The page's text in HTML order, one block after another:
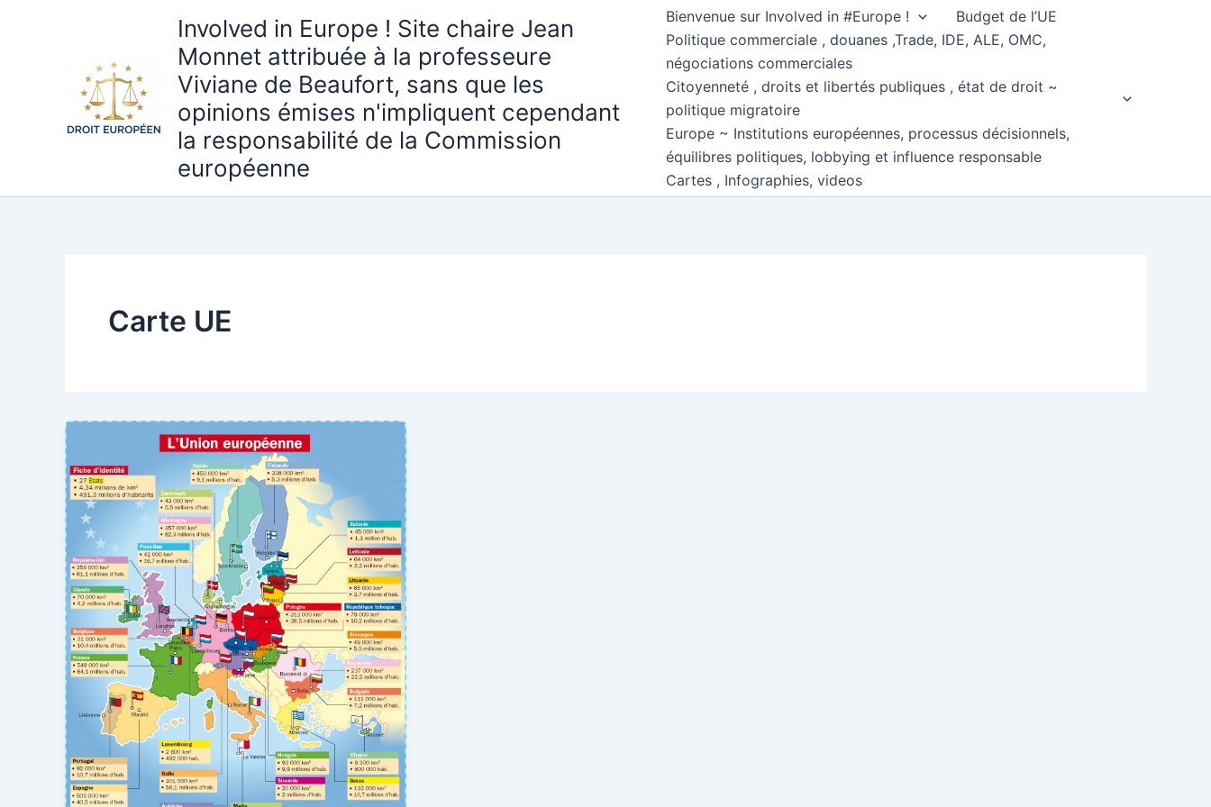
Involved in Europe ! Site chaire Jean
Monnet attribuée à la professeure
Viviane de Beaufort, sans que les
opinions émises n'impliquent cependant
la responsabilité de la Commission
européenne
Bienvenue sur Involved in #Europe !
Budget de l’UE
Politique commerciale , douanes ,Trade, IDE, ALE, OMC,
négociations commerciales
Citoyenneté , droits et libertés publiques , état de droit ~
politique migratoire
Europe ~ Institutions européennes, processus décisionnels,
équilibres politiques, lobbying et influence responsable
Cartes , Infographies, videos
Carte UE